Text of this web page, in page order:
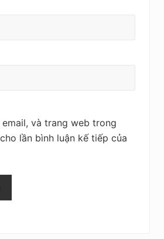
và trang web trong
lần bình luận kế tiếp của